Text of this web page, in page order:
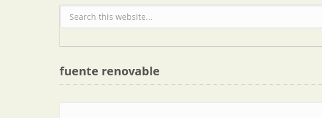
Formulario de búsqueda
fuente renovable